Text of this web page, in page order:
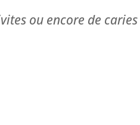
ou encore de